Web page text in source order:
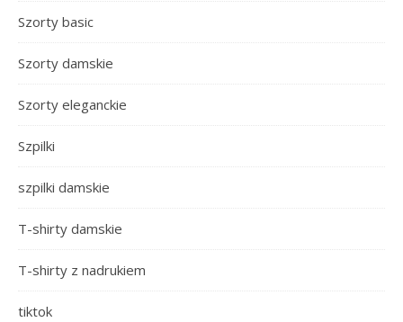
Szorty basic
Szorty damskie
Szorty eleganckie
Szpilki
szpilki damskie
T-shirty damskie
T-shirty z nadrukiem
tiktok